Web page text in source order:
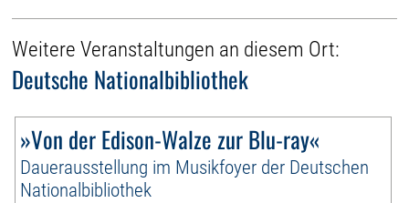
Weitere Veranstaltungen an diesem Ort:
Deutsche Nationalbibliothek
»Von der Edison-Walze zur Blu-ray«
Dauerausstellung im Musikfoyer der Deutschen
Nationalbibliothek